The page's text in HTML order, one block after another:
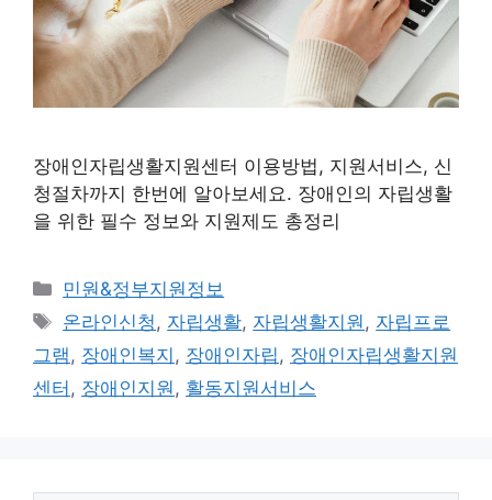
장애인자립생활지원센터 이용방법, 지원서비스, 신
청절차까지 한번에 알아보세요. 장애인의 자립생활
을 위한 필수 정보와 지원제도 총정리
카
테
리
민원&정부지원정보
태
그
온라인신청, 자립생활, 자립생활지원, 자립프로
그램, 장애인복지 , 장애인자립, 장애인자립생활지원
센터 , 장애인지원, 활동지원서비스